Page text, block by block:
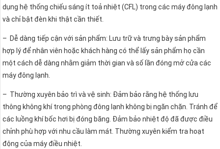
dụng hệ thống chiếu sáng ít toả nhiệt (CFL) trong các máy đông lạnh
và chỉ bật đèn khi thật cần thiết.
– Dễ dàng tiếp cận với sản phẩm: Lưu trữ và trưng bày sản phẩm
hợp lý để nhân viên hoặc khách hàng có thể lấy sản phẩm họ cần
một cách dễ dàng nhằm giảm thời gian và số lần đóng mở cửa các
máy đông lạnh.
– Thường xuyên bảo trì và vệ sinh: Đảm bảo rằng hệ thống lưu
thông không khí trong phòng đông lạnh không bị ngăn chặn. Tránh để
các luồng khí bốc hơi bị đóng băng. Đảm bảo nhiệt độ đã được điều
chỉnh phù hợp với nhu cầu làm mát. Thường xuyên kiểm tra hoạt
động của máy điều nhiệt.